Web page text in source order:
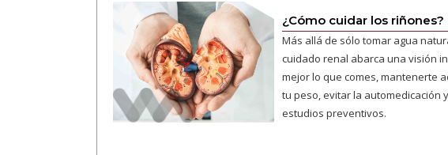
¿Cómo cuidar los riñones?
Más allá de sólo tomar agua
cuidado renal abarca una visión
mejor lo que comes, mantenerte
tu peso, evitar la automedicación
estudios preventivos.